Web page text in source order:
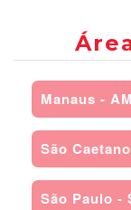
Manaus - AM
São
São Paulo -